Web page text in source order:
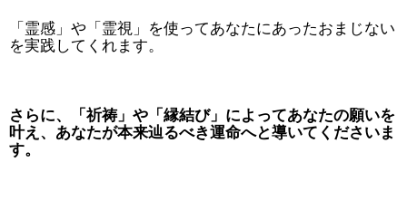
「霊感」や「霊視」を使ってあなたにあったおまじない
を実践してくれます。
さらに、「祈祷」や「縁結び」によってあなたの願いを
叶え、あなたが本来辿るべき運命へと導いてくださいま
す。